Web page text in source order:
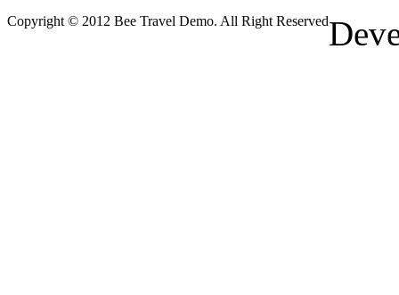
Copyright © 2012 Bee Travel Demo. All Right Reserved